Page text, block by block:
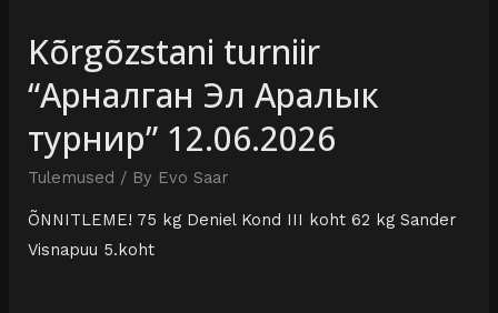
Kõrgõzstani turniir
“Арналган Эл Аралык
турнир” 12.06.2026
Tulemused / By Evo Saar
ÕNNITLEME! 75 kg Deniel Kond III koht 62 kg Sander
Visnapuu 5.koht